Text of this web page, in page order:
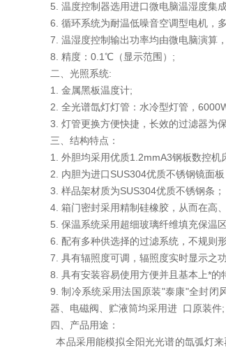
5. 温度控制器选用进口微电脑温湿度集
6. 循环系统为耐温低噪音空调型电机，
7. 温湿度控制输出功率均由微电脑演算
8. 精度：0.1℃（显示范围）;
二、光照系统:
1. 金属黑板温度计;
2. 全光谱氙灯灯管：水冷型灯管，
3. 灯管更换方便快捷，长效的过滤器为
三、结构特点：
1. 外胆均采用优质1.2mmA3钢板数控
2. 内胆为进口SUS304优质不锈钢镜面板
3. 样品架材质为SUS304优质不锈钢条；
4. 箱门密封采用精制硅橡胶，从而在高
5. 保温系统采用超细玻璃纤维填充保温
6. 配有多种供选择的过滤系统，不规则
7. 具有辐照度可调，辐照度实时显示之功
8. 具有安装容易使用
9. 制冷系统采用法国原装"泰康"全封闭
器、电磁阀、贮液筒均采用进 口原装件;
四、产品用途：
本品采用能模拟全阳光光谱的氙弧灯